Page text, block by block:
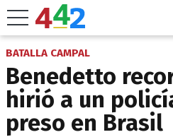
BATALLA CAMPAL
Benedetto
hirió a un
preso en Brasil